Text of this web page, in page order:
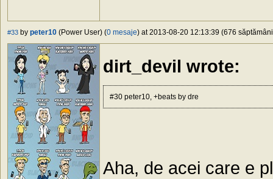
#33 by peter10 (Power User) (0 mesaje) at 2013-08-20 12:13:39 (676
dirt_devil wrote:
#30 peter10, +beats by dre
Aha, de acei care e